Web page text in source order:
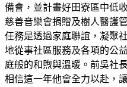
備會，並計畫好田寮區中低
慈善音樂會捐贈及樹人醫護
任務是透過家庭聯誼，凝聚
地從事社區服務及各項的公
庭般的和煦與溫暖。前吳社
相信這一年他會全力以赴，